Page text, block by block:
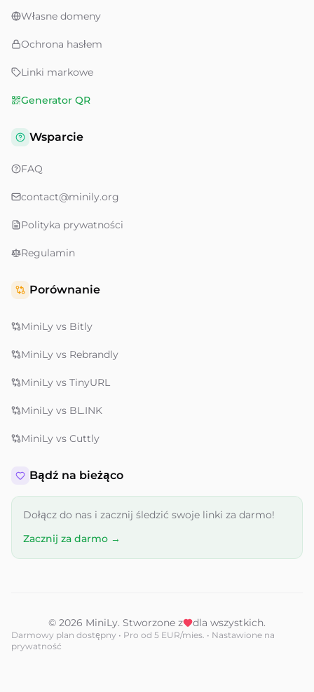
Własne domeny
Ochrona hasłem
Linki markowe
Generator QR
Wsparcie
FAQ
contact@minily.org
Polityka prywatności
Regulamin
Porównanie
MiniLy vs Bitly
MiniLy vs Rebrandly
MiniLy vs TinyURL
MiniLy vs BL.INK
MiniLy vs Cuttly
Bądź na bieżąco
Dołącz do nas i zacznij śledzić swoje linki za darmo!
Zacznij za darmo →
© 2026 MiniLy. Stworzone z dla wszystkich.
Darmowy plan dostępny • Pro od 5 EUR/mies. • Nastawione na
prywatność